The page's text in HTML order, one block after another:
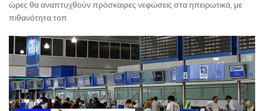
Ελλάδα Πέμπτη 06.08.2026